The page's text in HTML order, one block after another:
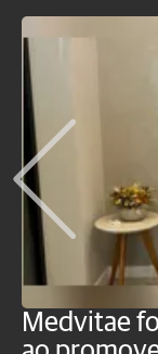
Medvitae